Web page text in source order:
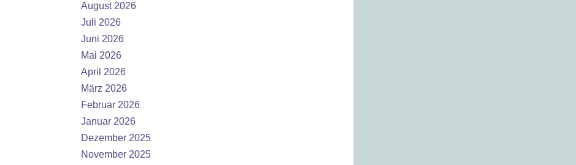
August 2026
Juli 2026
Juni 2026
Mai 2026
April 2026
März 2026
Februar 2026
Januar 2026
Dezember 2025
November 2025